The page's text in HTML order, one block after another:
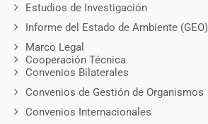
Estudios de Investigación
Informe del Estado de Ambiente (GEO)
Marco Legal
Cooperación Técnica
Convenios Bilaterales
Convenios de Gestión de Organismos
Convenios Internacionales